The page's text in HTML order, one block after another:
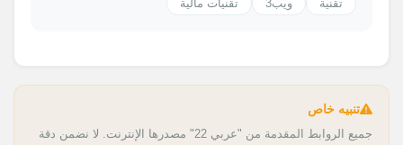
تقنية ويب3 تقنيات مالية
تنبيه خاص
جميع الروابط المقدمة من "عربي 22" مصدرها الإنترنت. لا نضمن دقة